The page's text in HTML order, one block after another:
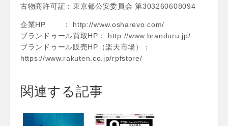
古物商許可証：東京都公安委員会 第303260608094
企業HP ： http://www.osharevo.com/
ブランドゥール買取HP： http://www.branduru.jp/
ブランドゥール販売HP（楽天市場）：
https://www.rakuten.co.jp/rpfstore/
関連する記事